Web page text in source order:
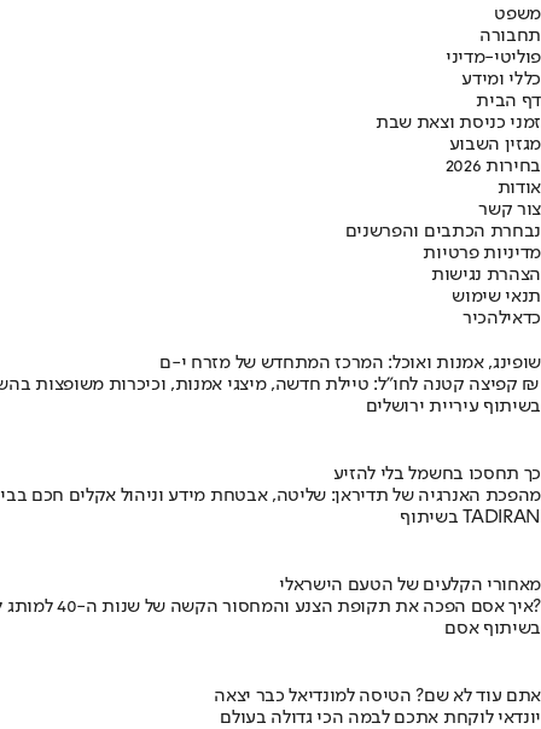
משפט
תחבורה
פוליטי-מדיני
כללי ומידע
דף הבית
זמני כניסת וצאת שבת
מגזין השבוע
בחירות 2026
אודות
צור קשר
נבחרת הכתבים והפרשנים
מדיניות פרטיות
הצהרת נגישות
תנאי שימוש
כדאילהכיר
שופינג, אמנות ואוכל: המרכז המתחדש של מזרח י-ם
קפיצה קטנה לחו"ל: טיילת חדשה, מיצגי אמנות, וכיכרות משופצות בהשקעה של 100 מיליון ₪
בשיתוף עיריית ירושלים
כך תחסכו בחשמל בלי להזיע
מהפכת האנרגיה של תדיראן: שליטה, אבטחת מידע וניהול אקלים חכם
בשיתוף TADIRAN
מאחורי הקלעים של הטעם הישראלי
איך אסם הפכה את תקופת הצנע והמחסור הקשה של שנות ה-40 למותג לאומי?
בשיתוף אסם
אתם עוד לא שם? הטיסה למונדיאל כבר יצאה
יונדאי לוקחת אתכם לבמה הכי גדולה בעולם